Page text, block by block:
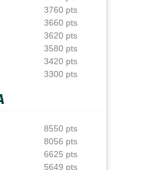
a renoncé à
07/08
horaires et
d'insultes et
3760 pts
3660 pts
3620 pts
3580 pts
3420 pts
3300 pts
8550 pts
8056 pts
6625 pts
5649 pts